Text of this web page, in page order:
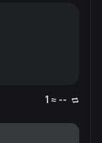
1 ≈ --